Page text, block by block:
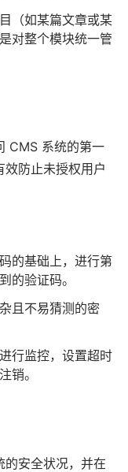
（如某篇文章或某
对整个模块统一管
CMS 系统的第一
防止未授权用户
的基础上，进行第
的验证码。
且不易猜测的密
行监控，设置超时
销。
的安全状况，并在